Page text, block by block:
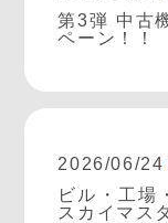
第3弾 中古
ペーン！！
2026/06/24
ビル・工場
スカイマス